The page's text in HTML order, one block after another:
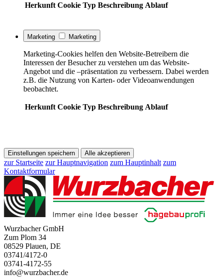
Herkunft Cookie Typ Beschreibung Ablauf
Marketing Marketing
Marketing-Cookies helfen den Website-Betreibern die
Interessen der Besucher zu verstehen um das Website-
Angebot und die –präsentation zu verbessern. Dabei werden
z.B. die Nutzung von Karten- oder Videoanwendungen
beobachtet.
Herkunft Cookie Typ Beschreibung Ablauf
Einstellungen speichern Alle akzeptieren
zur Startseite zur Hauptnavigation zum Hauptinhalt zum
Kontaktformular
Wurzbacher GmbH
Zum Plom 34
08529 Plauen, DE
03741/4172-0
03741-4172-55
info@wurzbacher.de